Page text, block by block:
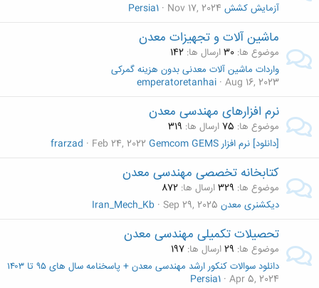
آزمایش کشش Nov 17, 2024
Persia1
ماشین آلات و تجهیزات معدن
موضوع ها 30ارسال ها 142
واردات ماشین آلات معدنی بدون هزینه گمرکی
Aug 16, 2023
emperatoretanhai
نرم افزارهای مهندسی معدن
موضوع ها 75ارسال ها 319
[دانلود] نرم افزار Gemcom GEMS
Feb 24, 2022
frarzad
کتابخانه تخصصی مهندسی معدن
موضوع ها 329ارسال ها 872
دیکشنری معدن Sep 29, 2025
Iran_Mech_Kb
تحصیلات تکمیلی مهندسی معدن
موضوع ها 29ارسال ها 197
دانلود سوالات کنکور ارشد مهندسی معدن + پاسخنامه سال های ۹۵ تا ۱۴۰۳
Apr 5, 2024
Persia1